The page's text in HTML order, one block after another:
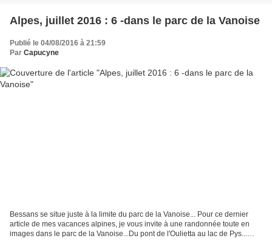
Alpes, juillet 2016 : 6 -dans le parc de la Vanoise
Publié le 04/08/2016 à 21:59
Par Capucyne
Bessans se situe juste à la limite du parc de la Vanoise... Pour ce dernier
article de mes vacances alpines, je vous invite à une randonnée toute en
images dans le parc de la Vanoise...Du pont de l'Oulietta au lac de Pys...